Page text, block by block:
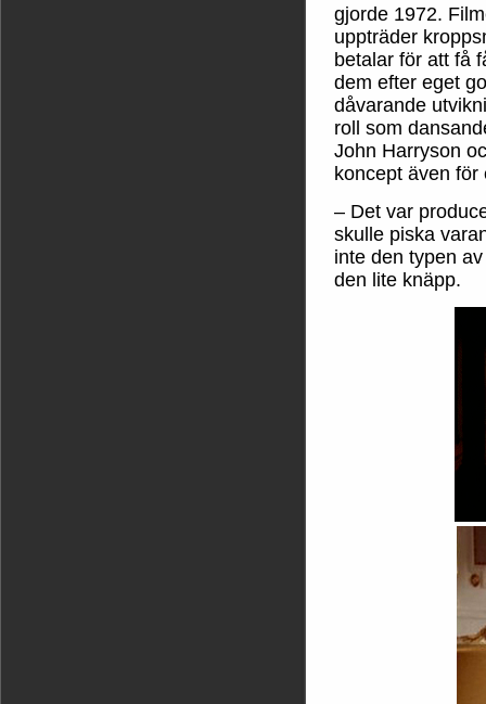
gjorde 1972.
uppträder
betalar för att få
dem efter eget
dåvarande
roll som
John Harryson
koncept även
– Det var
skulle piska
inte den typen
den lite knäpp.